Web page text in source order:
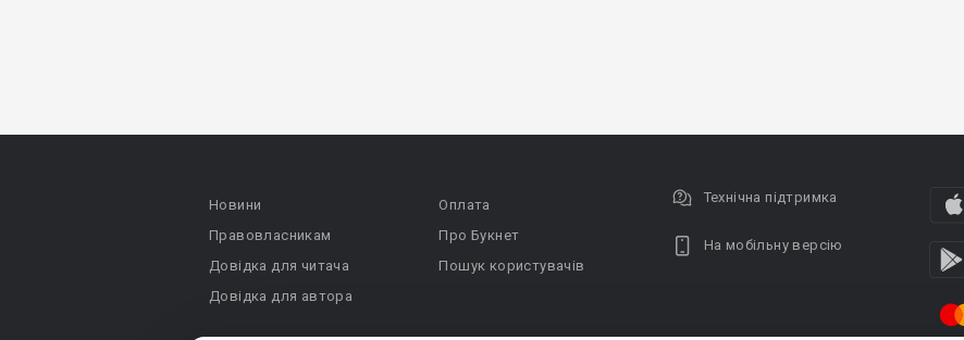
Новини
Правовласникам
Довідка для читача
Довідка для автора
Оплата
Про Букнет
Пошук користувачів
Технічна підтримка
На мобільну версію